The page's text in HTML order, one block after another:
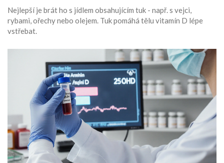
Nejlepší je brát ho s jídlem obsahujícím tuk - např. s vejci,
rybami, ořechy nebo olejem. Tuk pomáhá tělu vitamín D lépe
vstřebat.